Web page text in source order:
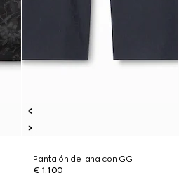
Pantalón de lana con GG
€ 1.100